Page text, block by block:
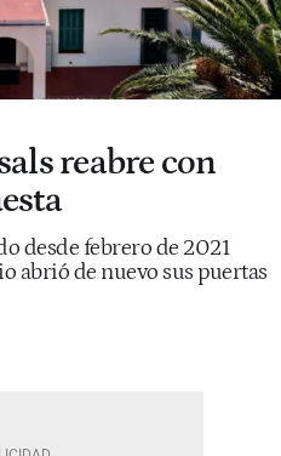
reabre con
desde febrero de 2021
abrió de nuevo sus puertas